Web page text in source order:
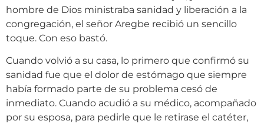
hombre de Dios ministraba sanidad y liberación a la
congregación, el señor Aregbe recibió un sencillo
toque. Con eso bastó.
Cuando volvió a su casa, lo primero que confirmó su
sanidad fue que el dolor de estómago que siempre
había formado parte de su problema cesó de
inmediato. Cuando acudió a su médico, acompañado
por su esposa, para pedirle que le retirase el catéter,